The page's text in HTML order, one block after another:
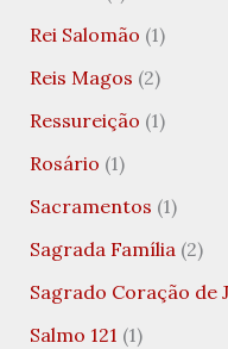
Rei Salomão (1)
Reis Magos (2)
Ressureição (1)
Rosário (1)
Sacramentos (1)
Sagrada Família(2)
Sagrado Coração de
Salmo 121 (1)